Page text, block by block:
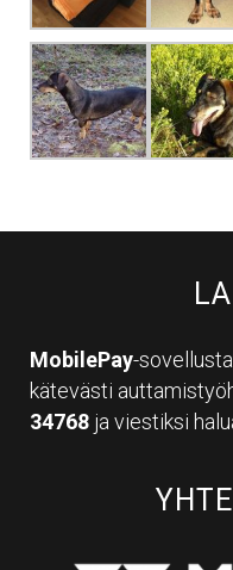
MobilePay-
kätevästi
34768 ja viestiksi